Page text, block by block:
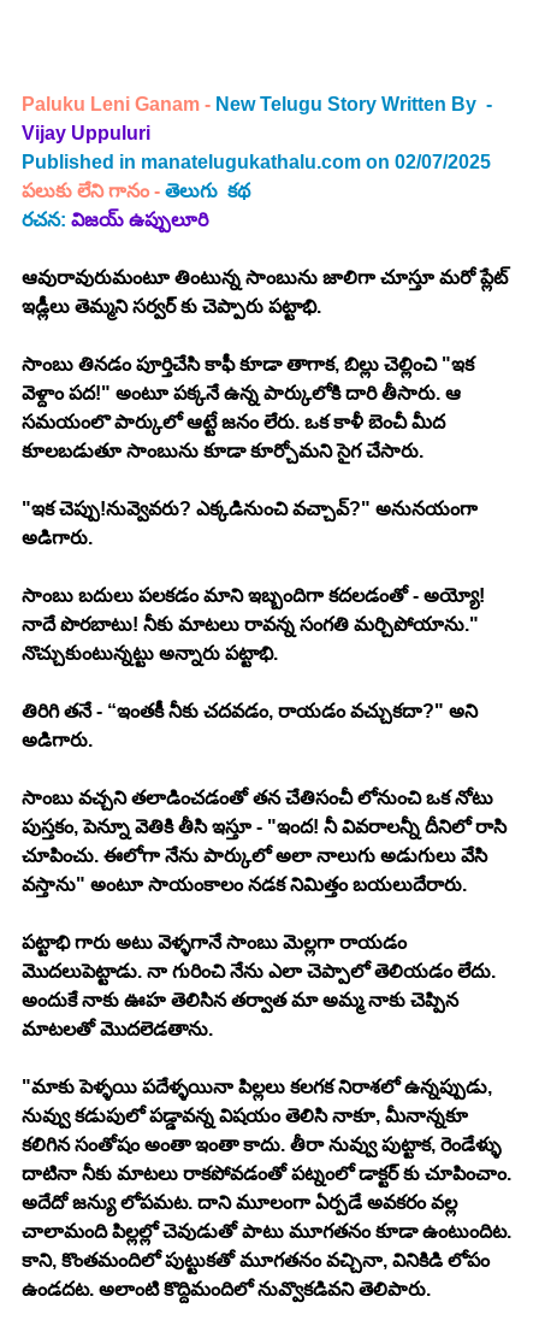
Paluku Leni Ganam - New Telugu Story Written By -
Vijay Uppuluri
Published in manatelugukathalu.com on 02/07/2025
పలుకు లేని గానం - తెలుగు కథ
రచన: విజయ్ ఉప్పులూరి
ఆవురావురుమంటూ తింటున్న సాంబును జాలిగా చూస్తూ మరో ప్లేట్
ఇడ్లీలు తెమ్మని సర్వర్ కు చెప్పారు పట్టాభి.
సాంబు తినడం పూర్తిచేసి కాఫీ కూడా తాగాక, బిల్లు చెల్లించి "ఇక
వెళ్దాం పద!" అంటూ పక్కనే ఉన్న పార్కులోకి దారి తీసారు. ఆ
సమయంలొ పార్కులో ఆట్టే జనం లేరు. ఒక కాళీ బెంచీ మీద
కూలబడుతూ సాంబును కూడా కూర్చోమని సైగ చేసారు.
"ఇక చెప్పు!నువ్వెవరు? ఎక్కడినుంచి వచ్చావ్?" అనునయంగా
అడిగారు.
సాంబు బదులు పలకడం మాని ఇబ్బందిగా కదలడంతో - అయ్యో!
నాదే పొరబాటు! నీకు మాటలు రావన్న సంగతి మర్చిపోయాను."
నొచ్చుకుంటున్నట్టు అన్నారు పట్టాభి.
తిరిగి తనే - “ఇంతకీ నీకు చదవడం, రాయడం వచ్చుకదా?" అని
అడిగారు.
సాంబు వచ్చని తలాడించడంతో తన చేతిసంచీ లోనుంచి ఒక నోటు
పుస్తకం, పెన్నూ వెతికి తీసి ఇస్తూ - "ఇంద! నీ వివరాలన్నీ దీనిలో రాసి
చూపించు. ఈలోగా నేను పార్కులో అలా నాలుగు అడుగులు వేసి
వస్తాను" అంటూ సాయంకాలం నడక నిమిత్తం బయలుదేరారు.
పట్టాభి గారు అటు వెళ్ళగానే సాంబు మెల్లగా రాయడం
మొదలుపెట్టాడు. నా గురించి నేను ఎలా చెప్పాలో తెలియడం లేదు.
అందుకే నాకు ఊహ తెలిసిన తర్వాత మా అమ్మ నాకు చెప్పిన
మాటలతో మొదలెడతాను.
"మాకు పెళ్ళయి పదేళ్ళయినా పిల్లలు కలగక నిరాశలో ఉన్నప్పుడు,
నువ్వు కడుపులో పడ్డావన్న విషయం తెలిసి నాకూ, మీనాన్నకూ
కలిగిన సంతోషం అంతా ఇంతా కాదు. తీరా నువ్వు పుట్టాక, రెండేళ్ళు
దాటినా నీకు మాటలు రాకపోవడంతో పట్నంలో డాక్టర్ కు చూపించాం.
అదేదో జన్యు లోపమట. దాని మూలంగా ఏర్పడే అవకరం వల్ల
చాలామంది పిల్లల్లో చెవుడుతో పాటు మూగతనం కూడా ఉంటుందిట.
కాని, కొంతమందిలో పుట్టుకతో మూగతనం వచ్చినా, వినికిడి లోపం
ఉండదట. అలాంటి కొద్దిమందిలో నువ్వొకడివని తెలిపారు.